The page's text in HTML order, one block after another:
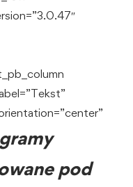
pod